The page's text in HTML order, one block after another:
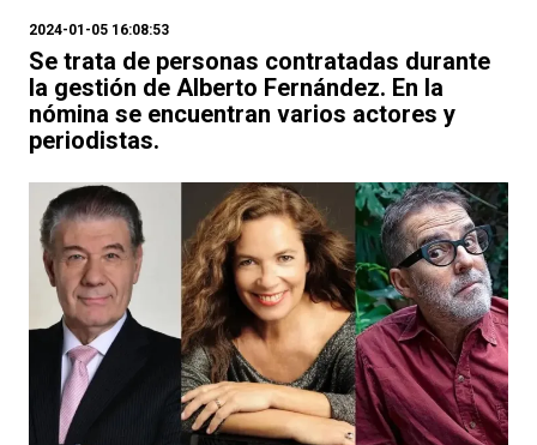
2024-01-05 16:08:53
Se trata de personas contratadas durante
la gestión de Alberto Fernández. En la
nómina se encuentran varios actores y
periodistas.